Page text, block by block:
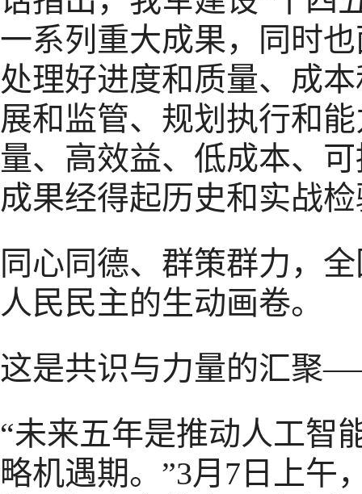
一系列重大成果，同时
处理好进度和质量、成
展和监管、规划执行和
量、高效益、低成本、
成果经得起历史和实战
同心同德、群策群力，
人民民主的生动画卷。
这是共识与力量的汇聚
“未来五年是推动人工智
略机遇期。”3月7日上午